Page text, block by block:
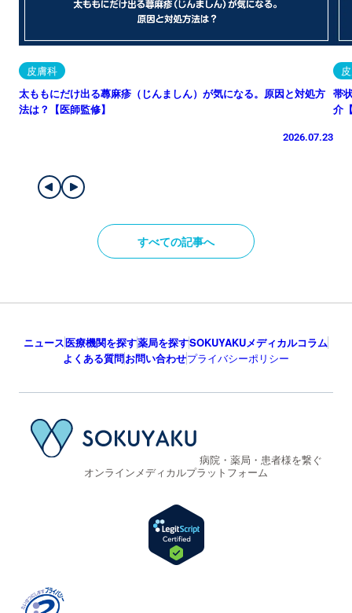
皮膚科
太ももにだけ出る蕁麻疹（じんましん）が気になる。原因と対処方
法は？【医師監修】
2026.07.23
帯
介
すべての記事へ
ニュース医療機関を探す薬局を探すSOKUYAKUメディカルコラム
よくある質問お問い合わせプライバシーポリシー
病院・薬局・患者様を繋ぐ
オンラインメディカルプラットフォーム